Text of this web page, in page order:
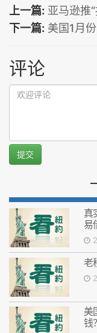
上一篇: 亚马逊推
下一篇: 美国1月
评论
提交
真
易
老
美
钱？